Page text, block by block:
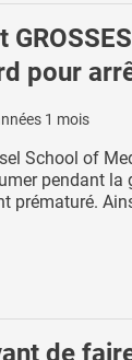
pour
1 mois
School of
pendant la
prématuré.
de